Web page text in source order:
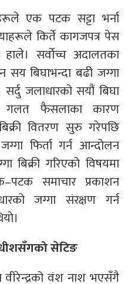
एक पटक सट्टा भर्ना
किर्ते कागजपत्र पेस
सर्वोच्च अदालतका
सय बिघाभन्दा बढी जग्गा
जलाधारको सयौं बिघा
गलत फैसलाका कारण
वितरण सुरु गरेपछि
फिर्ता गर्न आन्दोलन
बिक्री गरिएको विषयमा
समाचार प्रकाशन
जग्गा संरक्षण गर्न
सेटिङ
वीरेन्द्रको वंश नाश भएसँगै